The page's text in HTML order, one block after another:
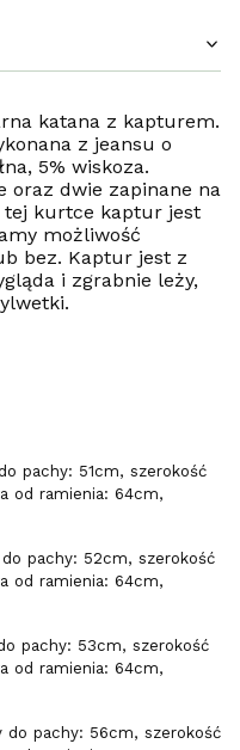
katana z kapturem.
z jeansu o
5% wiskoza.
oraz dwie zapinane na
tej kurtce kaptur jest
możliwość
bez. Kaptur jest z
i zgrabnie leży,
pachy: 51cm, szerokość
od ramienia: 64cm,
pachy: 52cm, szerokość
od ramienia: 64cm,
pachy: 53cm, szerokość
od ramienia: 64cm,
do pachy: 56cm, szerokość